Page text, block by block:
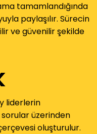
tamamlandığında
paylaşılır. Sürecin
ve güvenilir şekilde
liderlerin
üzerinden
oluşturulur.